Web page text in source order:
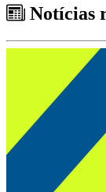
Notícias